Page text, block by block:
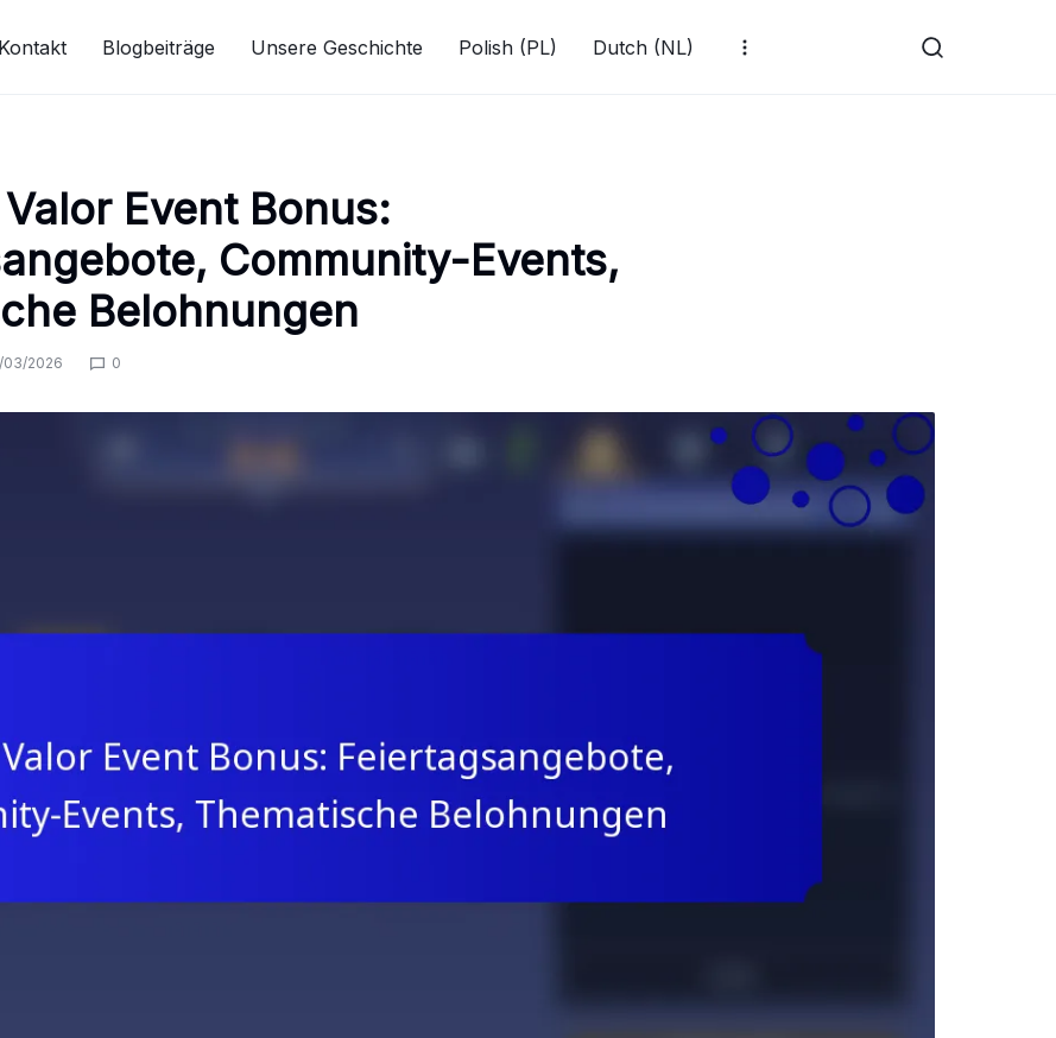
Kontakt Blogbeiträge Unsere Geschichte Polish (PL) Dutch (NL)
Event Bonus:
Community-Events,
Belohnungen
03/2026 0